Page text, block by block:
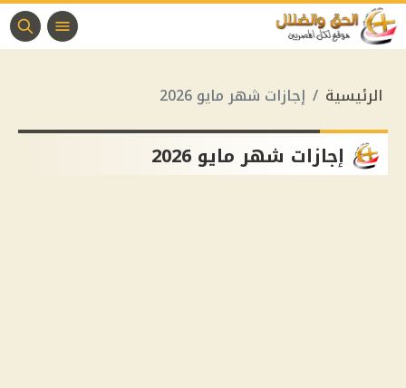
الرئيسية إجازات شهر مايو 2026
إجازات شهر مايو 2026